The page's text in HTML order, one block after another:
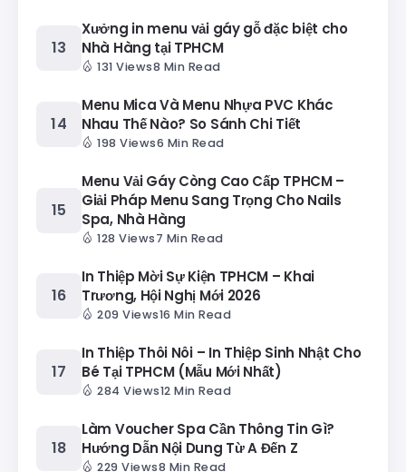
Xưởng in menu vải gáy gỗ đặc biệt cho
Nhà Hàng tại TPHCM
131 Views8 Min Read
Menu Mica Và Menu Nhựa PVC Khác
Nhau Thế Nào? So Sánh Chi Tiết
198 Views6 Min Read
Menu Vải Gáy Còng Cao Cấp TPHCM –
Giải Pháp Menu Sang Trọng Cho Nails
Spa, Nhà Hàng
128 Views7 Min Read
In Thiệp Mời Sự Kiện TPHCM – Khai
Trương, Hội Nghị Mới 2026
209 Views16 Min Read
In Thiệp Thôi Nôi – In Thiệp Sinh Nhật Cho
Bé Tại TPHCM (Mẫu Mới Nhất)
284 Views12 Min Read
Làm Voucher Spa Cần Thông Tin Gì?
Hướng Dẫn Nội Dung Từ A Đến Z
229 Views8 Min Read